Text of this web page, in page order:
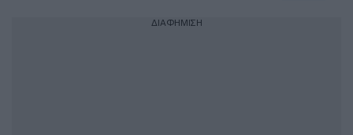
ΔΙΑΦΗΜΙΣΗ